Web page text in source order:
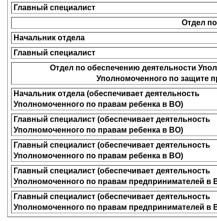
Главный специалист
Отдел
Начальник отдела
Главный специалист
Отдел по обеспечению деятельности
Уполномоченного по защите
Начальник отдела (обеспечивает деятельность
Уполномоченного по правам ребенка в ВО)
Главный специалист (обеспечивает деятельность
Уполномоченного по правам ребенка в
Главный специалист (обеспечивает деятельность
Уполномоченного по правам ребенка в ВО)
Главный специалист (обеспечивает деятельность
Уполномоченного по правам предпринимателей
Главный специалист (обеспечивает деятельность
Уполномоченного по правам предпринимателей